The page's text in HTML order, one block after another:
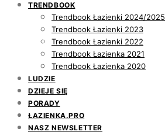
TRENDBOOK
Trendbook Łazienki 2024/2025
Trendbook Łazienki 2023
Trendbook Łazienki 2022
Trendbook Łazienka 2021
Trendbook Łazienka 2020
LUDZIE
DZIEJE SIĘ
PORADY
ŁAZIENKA.PRO
NASZ NEWSLETTER